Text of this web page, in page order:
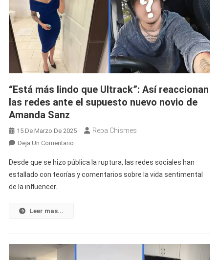
“Está más lindo que Ultrack”: Así reaccionan
las redes ante el supuesto nuevo novio de
Amanda Sanz
15 De Marzo De 2025 Repa Chismes
Deja Un ComentarioEn
Más
Lindo
Las
Redes
Desde que se hizo pública la ruptura, las redes sociales han
estallado con teorías y comentarios sobre la vida sentimental
de la influencer.
Leer mas...